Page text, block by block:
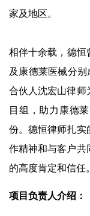
家及地区。
相伴十余载，德恒
及康德莱医械分
合伙人沈宏山律师
目组，助力康德
份。德恒律师扎实
作精神和与客户共
的高度肯定和信任。
项目负责人介绍：